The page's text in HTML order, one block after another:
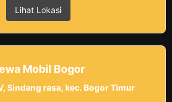
Lihat Lokasi
Mobil Bogor
Sindang rasa, kec. Bogor Timur